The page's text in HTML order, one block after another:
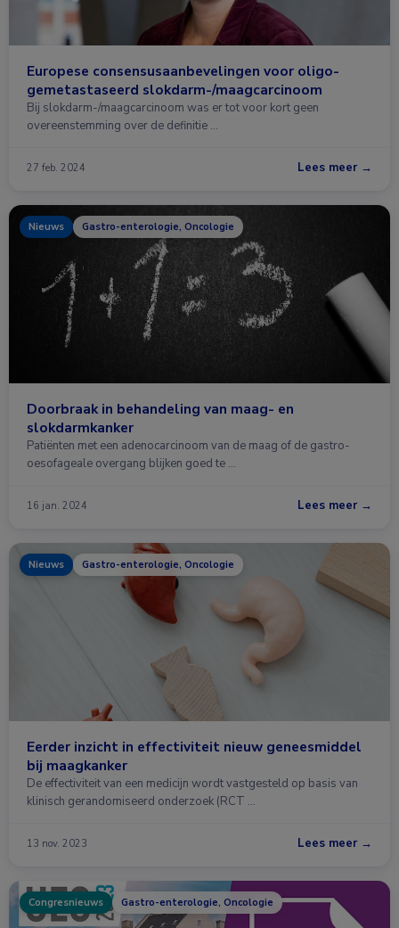
Europese consensusaanbevelingen voor oligo-
gemetastaseerd slokdarm-/maagcarcinoom
Bij slokdarm-/maagcarcinoom was er tot voor kort geen
overeenstemming over de definitie …
27 feb. 2024 Lees meer →
Nieuws Gastro-enterologie, Oncologie
Doorbraak in behandeling van maag- en
slokdarmkanker
Patiënten met een adenocarcinoom van de maag of de gastro-
oesofageale overgang blijken goed te …
16 jan. 2024 Lees meer →
Nieuws Gastro-enterologie, Oncologie
Eerder inzicht in effectiviteit nieuw geneesmiddel
bij maagkanker
De effectiviteit van een medicijn wordt vastgesteld op basis van
klinisch gerandomiseerd onderzoek (RCT …
13 nov. 2023 Lees meer →
Congresnieuws Gastro-enterologie, Oncologie